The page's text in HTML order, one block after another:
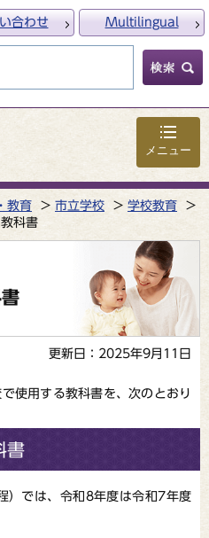
メニュー
合わせ Multilingual
教育 市立学校
学校教育
科書
更新日：2025年9月11日
使用する教科書を、次のとおり
書
）では、令和8年度は令和7年度